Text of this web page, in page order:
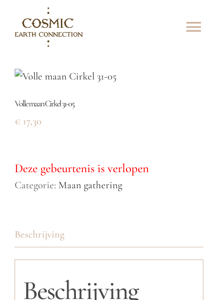
content
Over mij
Zonnekracht
Volle maan Cirkel 31-05
€ 17,30
Deze gebeurtenis is verlopen
Categorie: Maan gathering
Beschrijving
Beschrijving